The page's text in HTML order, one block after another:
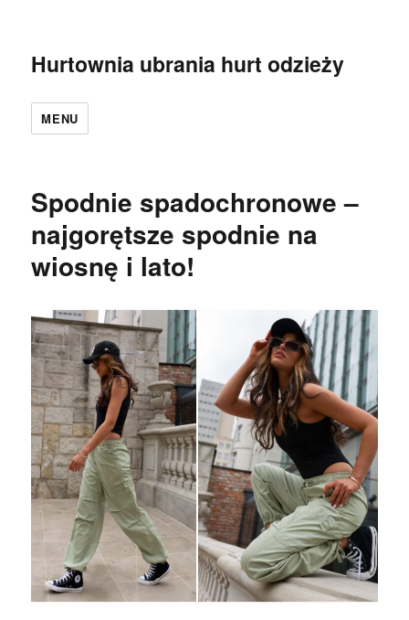
Hurtownia ubrania hurt odzieży
MENU
Spodnie spadochronowe –
najgorętsze spodnie na
wiosnę i lato!